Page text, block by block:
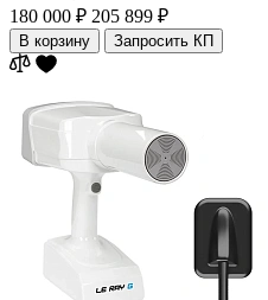
180 000 ₽ 205 899 ₽
В корзину Запросить КП